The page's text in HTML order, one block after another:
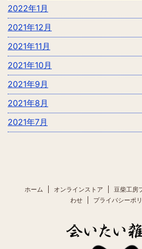
2022年1月
2021年12月
2021年11月
2021年10月
2021年9月
2021年8月
2021年7月
ホーム オンラインストア 豆柴工房
わせ
プライバシーポ